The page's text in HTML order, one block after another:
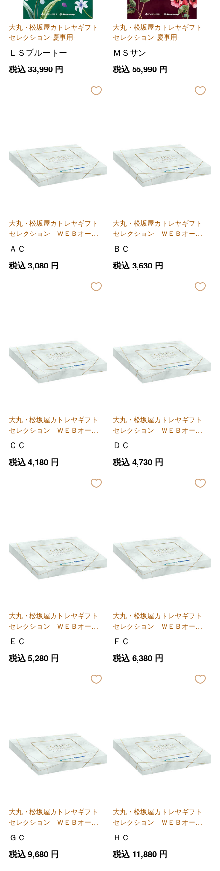
大丸・松坂屋カトレヤギフト
セレクション-慶事用-
ＬＳプルートー
税込 33,990円
大丸・松坂屋カトレヤギフト
セレクション-慶事用-
ＭＳサン
税込 55,990円
大丸・松坂屋カトレヤギフト
セレクション ＷＥＢオーダ
ーカード
ＡＣ
税込 3,080円
大丸・松坂屋カトレヤギフト
セレクション ＷＥＢオーダ
ーカード
ＢＣ
税込 3,630円
大丸・松坂屋カトレヤギフト
セレクション ＷＥＢオーダ
ＣＣ
税込 4,180円
大丸・松坂屋カトレヤギフト
セレクション ＷＥＢオーダ
ＤＣ
税込 4,730円
大丸・松坂屋カトレヤギフト
セレクション ＷＥＢオーダ
ーカード
ＥＣ
税込 5,280円
大丸・松坂屋カトレヤギフト
セレクション ＷＥＢオーダ
ーカード
ＦＣ
税込 6,380円
大丸・松坂屋カトレヤギフト
セレクション ＷＥＢオーダ
ーカード
ＧＣ
税込 9,680円
大丸・松坂屋カトレヤギフト
セレクション ＷＥＢオーダ
ーカード
ＨＣ
税込 11,880円